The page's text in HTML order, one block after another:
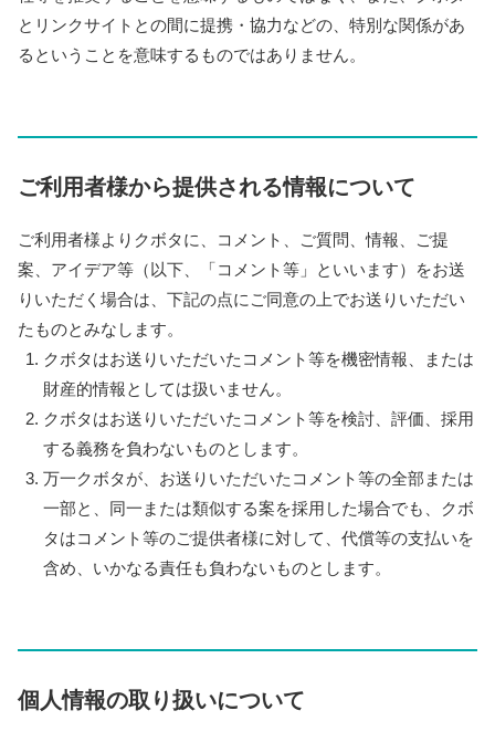
とリンクサイトとの間に提携・協力などの、特別な関係があ
るということを意味するものではありません。
ご利用者様から提供される情報について
ご利用者様よりクボタに、コメント、ご質問、情報、ご提
案、アイデア等（以下、「コメント等」といいます）をお送
りいただく場合は、下記の点にご同意の上でお送りいただい
たものとみなします。
クボタはお送りいただいたコメント等を機密情報、または
財産的情報としては扱いません。
クボタはお送りいただいたコメント等を検討、評価、採用
する義務を負わないものとします。
万一クボタが、お送りいただいたコメント等の全部または
一部と、同一または類似する案を採用した場合でも、クボ
タはコメント等のご提供者様に対して、代償等の支払いを
含め、いかなる責任も負わないものとします。
個人情報の取り扱いについて